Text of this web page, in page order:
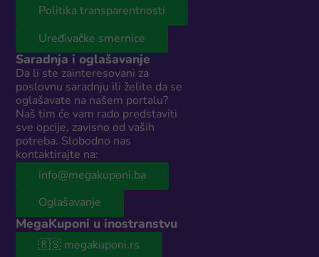
Politika transparentnosti
Uređivačke smernice
Saradnja i oglašavanje
Da li ste zainteresovani za
poslovnu saradnju ili želite da se
oglašavate na našem portalu?
Naš tim će vam rado predstaviti
sve opcije, zavisno od vaših
potreba. Slobodno nas
kontaktirajte na:
info@megakuponi.ba
Oglašavanje
MegaKuponi u inostranstvu
🇷🇸 megakuponi.rs